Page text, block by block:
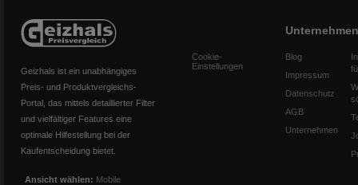
Geizhals ist ein unabhängiges
Preis- und Produktvergleichs-
Portal, das mittels detaillierter Filter
und vielfältiger Features eine
optimale Hilfestellung bei der
Kaufentscheidung bietet.
Ansicht wählen: Mobile
Cookie-
Einstellungen
Unternehmen
Blog
Impressum
Datenschutz
AGB
Unternehmen